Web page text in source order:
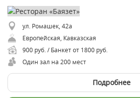
ул. Ромашек, 42а
Европейская, Кавказская
900 руб. / Банкет от 1800 руб.
Один зал на 200 мест
Подробнее